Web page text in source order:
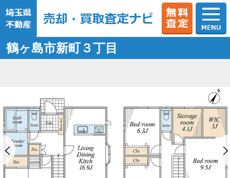
鶴ヶ島市新町３丁目